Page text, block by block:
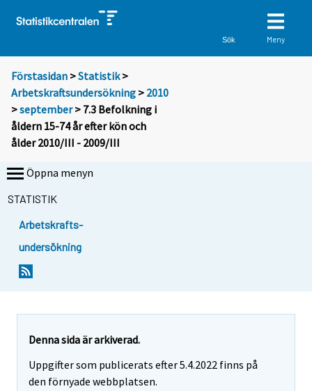
Sök Meny
Förstasidan >Statistik >
Arbetskraftsundersökning > 2010
>september> 7.3 Befolkning i
åldern 15-74 år efter kön och
ålder 2010/III - 2009/III
Öppna menyn
STATISTIK
Arbetskrafts-
undersökning
Denna sida är arkiverad.
Uppgifter som publicerats efter 5.4.2022 finns på
den förnyade webbplatsen.